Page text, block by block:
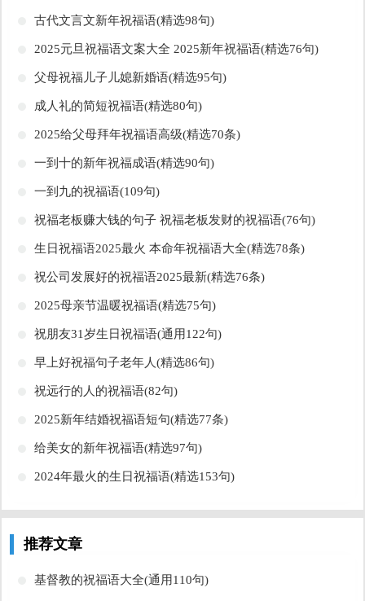
​古代文言文新年祝福语(精选98句)
​2025元旦祝福语文案大全 2025新年祝福语(精选76句)
​父母祝福儿子儿媳新婚语(精选95句)
​成人礼的简短祝福语(精选80句)
​2025给父母拜年祝福语高级(精选70条)
​一到十的新年祝福成语(精选90句)
​一到九的祝福语(109句)
​祝福老板赚大钱的句子 祝福老板发财的祝福语(76句)
​生日祝福语2025最火 本命年祝福语大全(精选78条)
​祝公司发展好的祝福语2025最新(精选76条)
​2025母亲节温暖祝福语(精选75句)
​祝朋友31岁生日祝福语(通用122句)
​早上好祝福句子老年人(精选86句)
​祝远行的人的祝福语(82句)
​2025新年结婚祝福语短句(精选77条)
​给美女的新年祝福语(精选97句)
​2024年最火的生日祝福语(精选153句)
推荐文章
​基督教的祝福语大全(通用110句)